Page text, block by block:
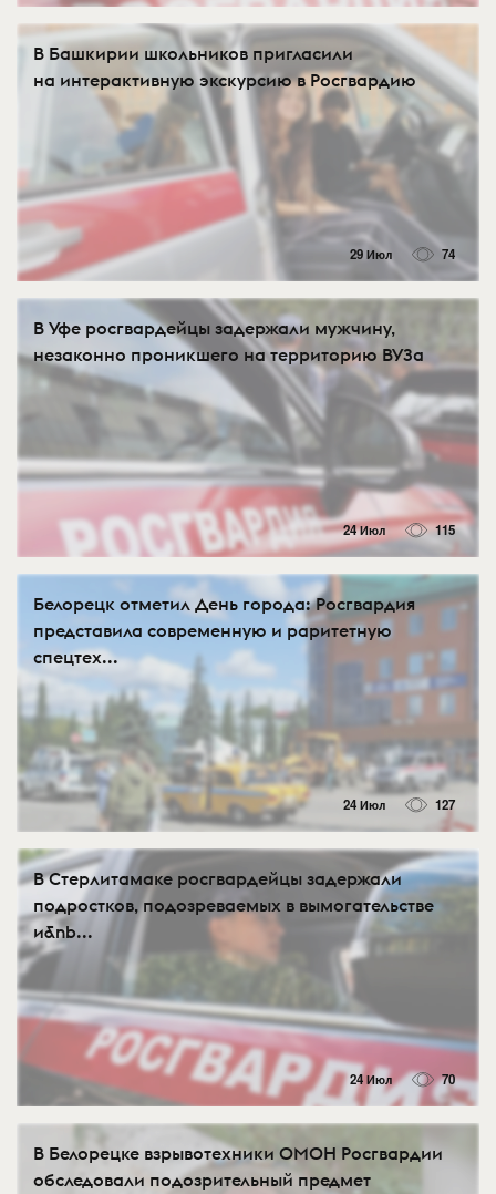
В Башкирии школьников пригласили
на интерактивную экскурсию в Росгвардию
29 Июл 74
В Уфе росгвардейцы задержали мужчину,
незаконно проникшего на территорию ВУЗа
24 Июл 115
Белорецк отметил День города: Росгвардия
представила современную и раритетную
спецтех...
24 Июл 127
В Стерлитамаке росгвардейцы задержали
подростков, подозреваемых в вымогательстве
и&nb...
24 Июл 70
В Белорецке взрывотехники ОМОН Росгвардии
обследовали подозрительный предмет